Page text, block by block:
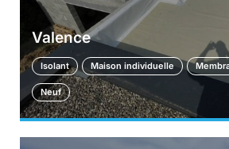
Valence
Isolant Maison individuelle
Neuf